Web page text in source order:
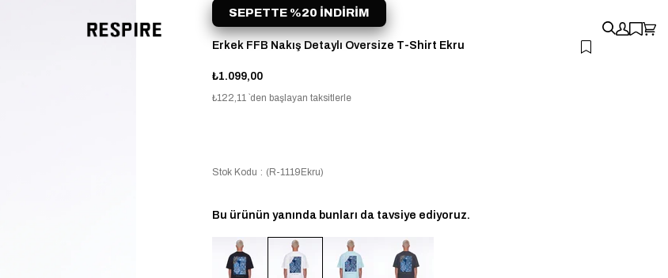
Erkek FFB Nakış Detaylı Oversize T-Shirt Ekru
₺1.099,00
₺122,11 `den başlayan taksitlerle
SEPETTE %20 İNDİRİM
Stok Kodu (R-1119Ekru)
Bu ürünün yanında bunları da tavsiye ediyoruz.